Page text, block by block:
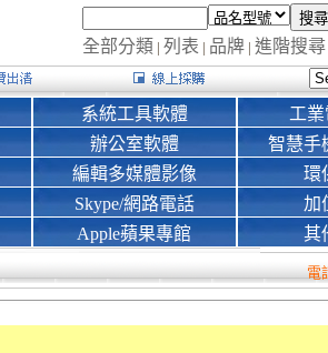
全部分類 | 列表 | 品牌| 進階搜尋
系統工具軟體
辦公室軟體
編輯多媒體影像
Skype/網路電話
Apple蘋果專館
工
智慧手
環
加
其
電